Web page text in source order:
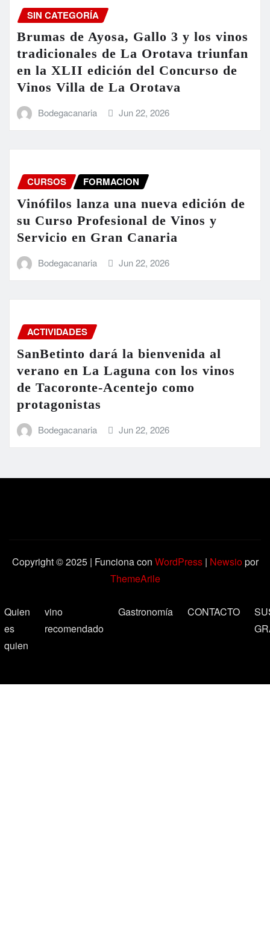
SIN CATEGORÍA
Brumas de Ayosa, Gallo 3 y los vinos
tradicionales de La Orotava triunfan
en la XLII edición del Concurso de
Vinos Villa de La Orotava
Bodegacanaria Jun 22, 2026
CURSOS FORMACION
Vinófilos lanza una nueva edición de
su Curso Profesional de Vinos y
Servicio en Gran Canaria
Bodegacanaria Jun 22, 2026
ACTIVIDADES
SanBetinto dará la bienvenida al
verano en La Laguna con los vinos
de Tacoronte-Acentejo como
protagonistas
Bodegacanaria Jun 22, 2026
Copyright © 2025 | Funciona con WordPress | Newsiopor
ThemeArile
Quien
es
quien
vino
recomendado
Gastronomía CONTACTO